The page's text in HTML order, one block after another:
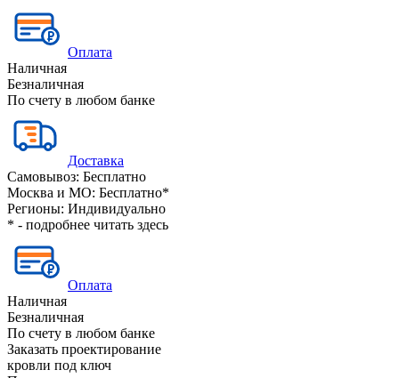
Оплата
Наличная
Безналичная
По счету в любом банке
Доставка
Самовывоз: Бесплатно
Москва и МО: Бесплатно*
Регионы: Индивидуально
* - подробнее читать здесь
Оплата
Наличная
Безналичная
По счету в любом банке
Заказать проектирование
кровли под ключ